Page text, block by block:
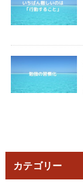
カテゴリー